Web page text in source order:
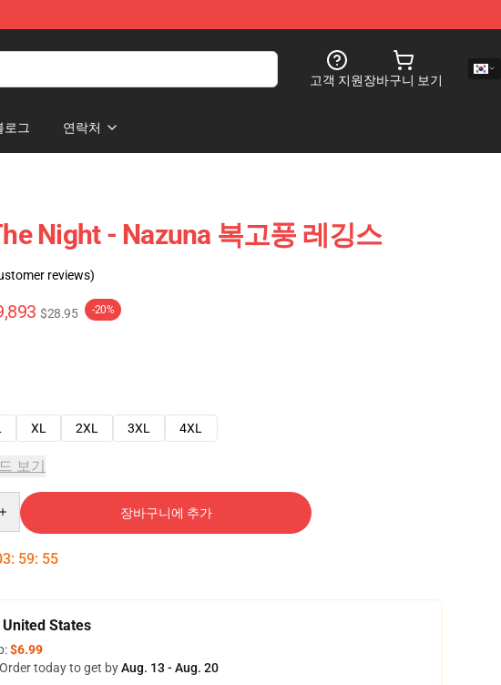
고객 지원장바구니 보기
로그 연락처
Night - Nazuna 복고풍 레깅스
reviews)
$28.95 -20%
XL 2XL 3XL 4XL
보기
장바구니에 추가
: 59: 54
States
$6.99
today to get byAug. 13 - Aug. 20